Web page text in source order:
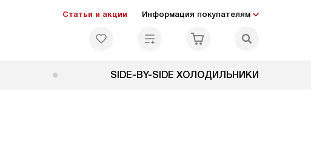
Статьи и акции Информация покупателям
SIDE-BY-SIDE ХОЛОДИЛЬНИКИ